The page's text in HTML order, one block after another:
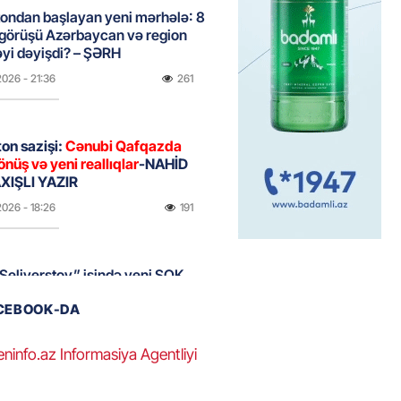
başlayan yeni mərhələ: 8
Azərbaycan və region
dəyişdi? – ŞƏRH
- 21:36 261
sazişi:Cənubi Qafqazda
və yeni reallıqlar-NAHİD
YAZIR
- 18:26 191
işində yeni ŞOK
sürətli qaçış
DA
Informasiya Agentliyi